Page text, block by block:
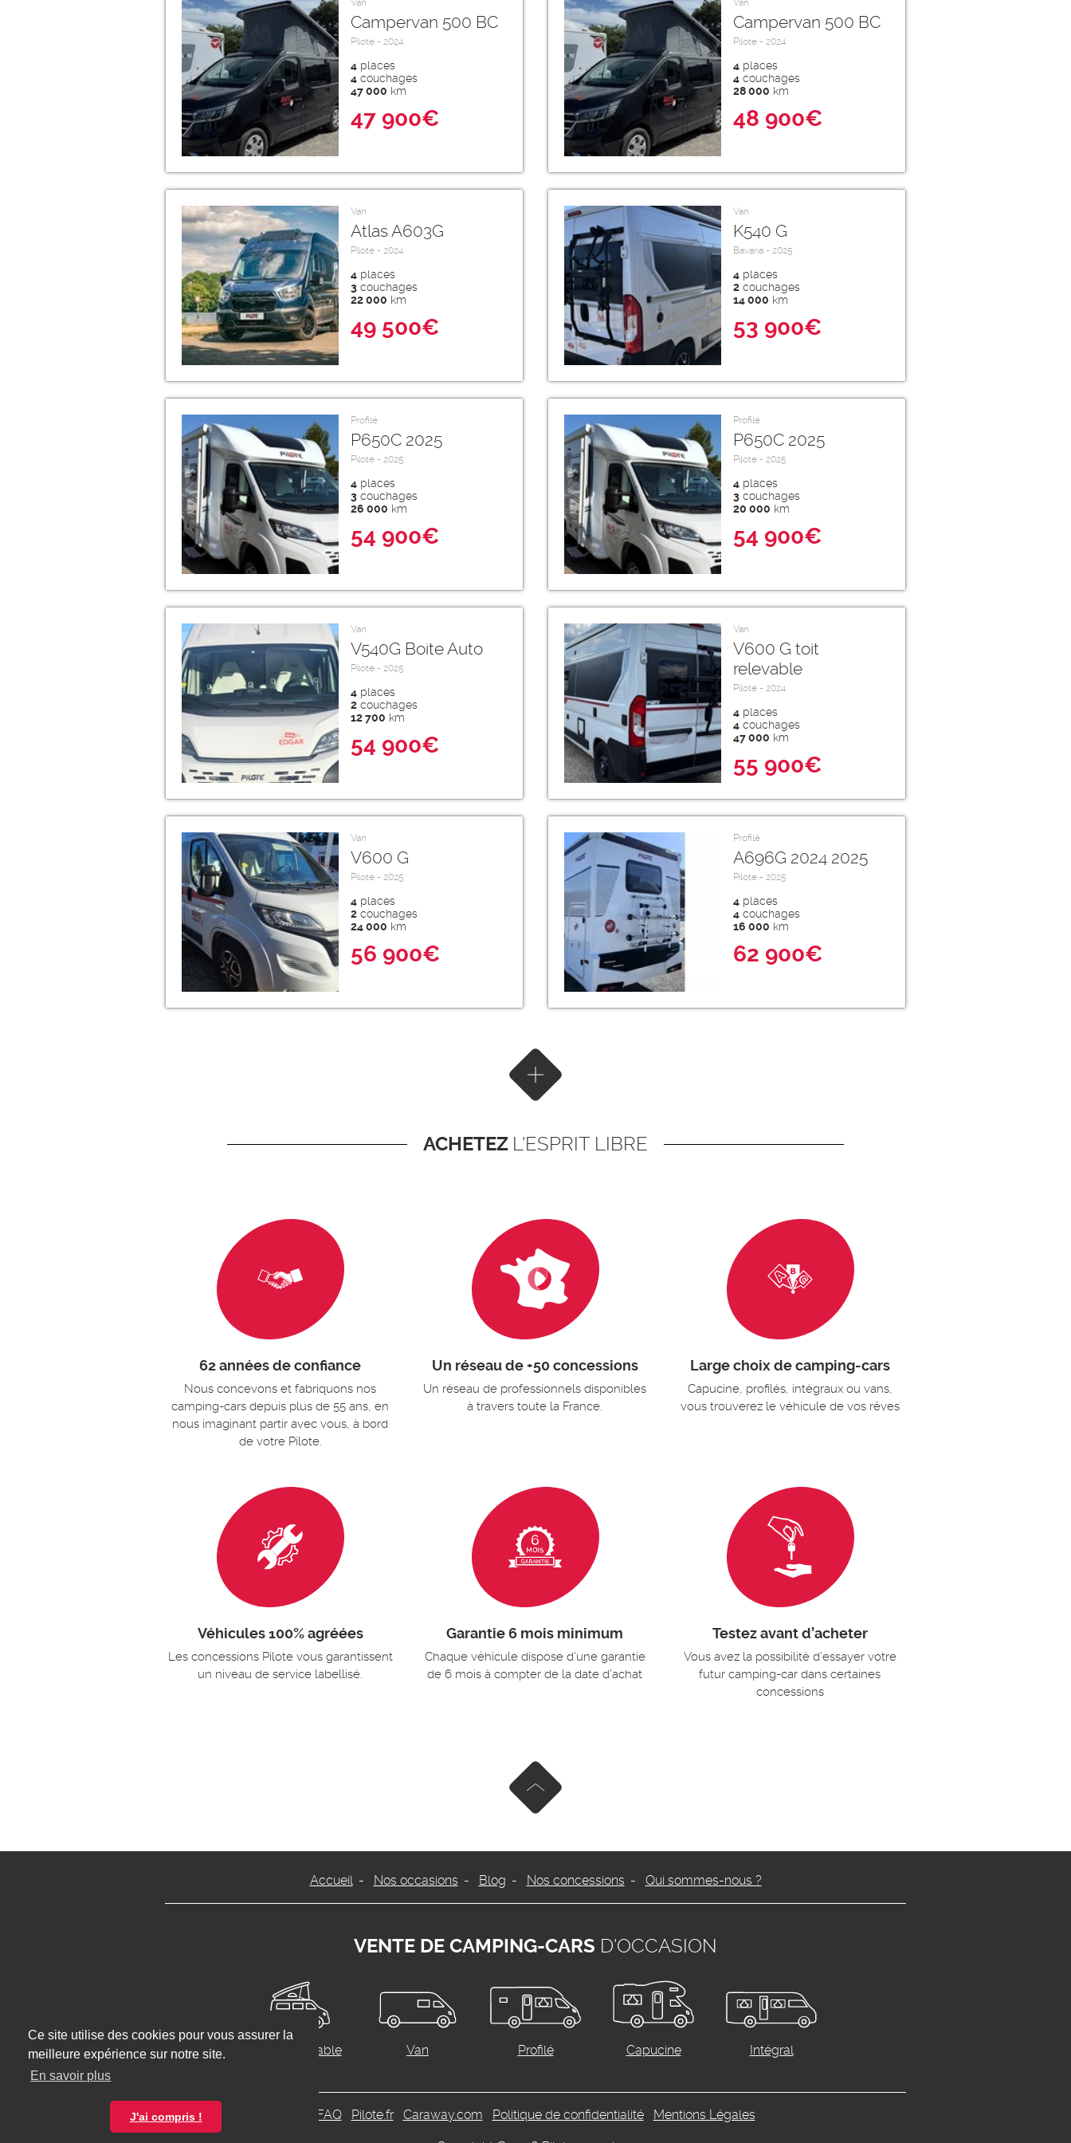
Ce site utilise des cookies pour vous assurer la
meilleure expérience sur notre site.
En savoir plus
J'ai compris !
Van
Campervan 500 BC
Pilote - 2024
4places
4couchages
47 000 km
47 900€
Van
Campervan 500 BC
Pilote - 2024
4places
4couchages
28 000 km
48 900€
Van
Atlas A603G
Pilote - 2024
4places
3couchages
22 000 km
49 500€
Van
K540 G
Bavaria - 2025
4places
2couchages
14 000 km
53 900€
Profilé
P650C 2025
Pilote - 2025
4places
3couchages
26 000 km
54 900€
Profilé
P650C 2025
Pilote - 2025
4places
3couchages
20 000 km
54 900€
Van
V540G Boite Auto
Pilote - 2025
4places
2couchages
12 700 km
54 900€
Van
V600 G toit
relevable
Pilote - 2024
4places
4couchages
47 000 km
55 900€
Van
V600 G
Pilote - 2025
4places
2couchages
24 000 km
56 900€
Profilé
A696G 2024 2025
Pilote - 2025
4places
4couchages
16 000 km
62 900€
Afficher plus de résultats
ACHETEZ L'ESPRIT LIBRE
62 années de confiance
Nous concevons et fabriquons nos
camping-cars depuis plus de 55 ans, en
nous imaginant partir avec vous, à bord
de votre Pilote.
Un réseau de +50 concessions
Un réseau de professionnels disponibles
à travers toute la France.
Large choix de camping-cars
Capucine, profilés, intégraux ou vans,
vous trouverez le véhicule de vos rêves
Véhicules 100% agréées
Les concessions Pilote vous garantissent
un niveau de service labellisé.
Garantie 6 mois minimum
Chaque véhicule dispose d’une garantie
de 6 mois à compter de la date d’achat
Testez avant d’acheter
Vous avez la possibilité d’essayer votre
futur camping-car dans certaines
concessions
Remonter en haut de page
Accueil Nos occasions Blog Nos concessions Qui sommes-nous ?
VENTE DE CAMPING-CARS D'OCCASION
Transformable Van Profilé Capucine Intégral
FAQ Pilote.fr Caraway.com Politique de confidentialité Mentions Légales